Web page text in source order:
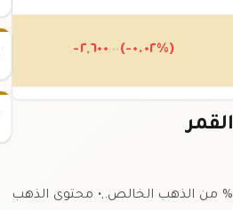
-٢,٦٠٠ .٠٠ (-٠.٠٢%)
,• الوزن الصافي: ٢٥٠ غرام.,• النقاء: ٠.٨٧٥ يعني ٨٧.٥ % من الذهب الخالص.,• محتوى الذهب